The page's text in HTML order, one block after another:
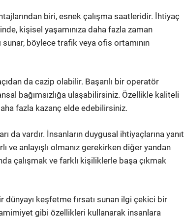
biri, esnek çalışma saatleridir. İhtiyaç
kişisel yaşamınıza daha fazla zaman
sunar, böylece trafik veya ofis ortamının
da cazip olabilir. Başarılı bir operatör
bağımsızlığa ulaşabilirsiniz. Özellikle kaliteli
fazla kazanç elde edebilirsiniz.
da vardır. İnsanların duygusal ihtiyaçlarına yanıt
ve anlayışlı olmanız gerekirken diğer yandan
çalışmak ve farklı kişiliklerle başa çıkmak
keşfetme fırsatı sunan ilgi çekici bir
gibi özellikleri kullanarak insanlara